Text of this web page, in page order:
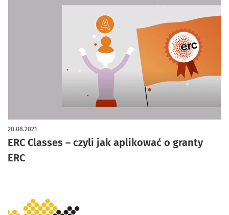
ERC Classes – czyli jak aplikować o granty
ERC
20.08.2021